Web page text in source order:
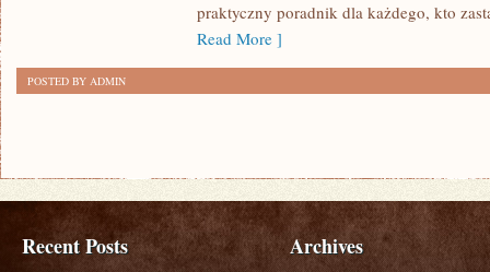
praktyczny poradnik dla każdego, kto
Read More ]
POSTED BY ADMIN
Recent Posts Archives